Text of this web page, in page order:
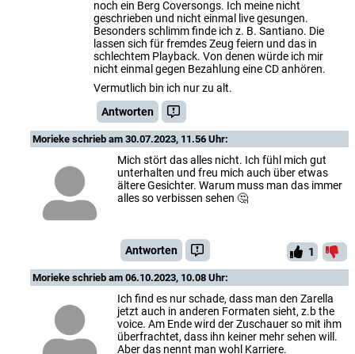
noch ein Berg Coversongs. Ich meine nicht
geschrieben und nicht einmal live gesungen.
Besonders schlimm finde ich z. B. Santiano. Die
lassen sich für fremdes Zeug feiern und das in
schlechtem Playback. Von denen würde ich mir
nicht einmal gegen Bezahlung eine CD anhören.
Vermutlich bin ich nur zu alt.
Antworten
Morieke schrieb am 30.07.2023, 11.56 Uhr:
Mich stört das alles nicht. Ich fühl mich gut
unterhalten und freu mich auch über etwas
ältere Gesichter. Warum muss man das immer
alles so verbissen sehen 🤔
Antworten 1
Morieke schrieb am 06.10.2023, 10.08 Uhr:
Ich find es nur schade, dass man den Zarella
jetzt auch in anderen Formaten sieht, z.b the
voice. Am Ende wird der Zuschauer so mit ihm
überfrachtet, dass ihn keiner mehr sehen will.
Aber das nennt man wohl Karriere.